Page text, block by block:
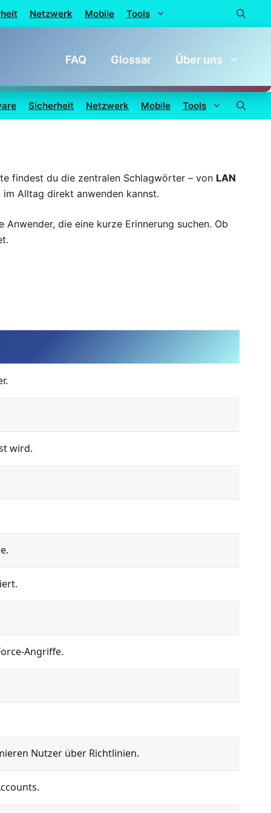
Netzwerk Mobile Tools
FAQ Glossar Über uns
Sicherheit Netzwerk Mobile Tools
findest du die zentralen Schlagwörter – von LAN
Alltag direkt anwenden kannst.
die eine kurze Erinnerung suchen. Ob
wird.
Angriffe.
Nutzer über Richtlinien.